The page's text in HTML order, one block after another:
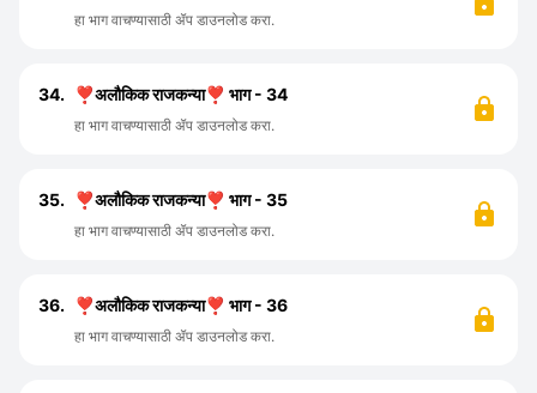
हा भाग वाचण्यासाठी ॲप डाउनलोड करा.
34. ❣️अलौकिक राजकन्या❣️ भाग - 34
हा भाग वाचण्यासाठी ॲप डाउनलोड करा.
35. ❣️अलौकिक राजकन्या❣️ भाग - 35
हा भाग वाचण्यासाठी ॲप डाउनलोड करा.
36. ❣️अलौकिक राजकन्या❣️ भाग - 36
हा भाग वाचण्यासाठी ॲप डाउनलोड करा.